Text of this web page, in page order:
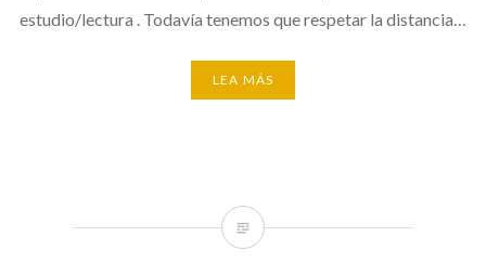
estudio/lectura . Todavía tenemos que respetar la distancia…
LEA MÁS